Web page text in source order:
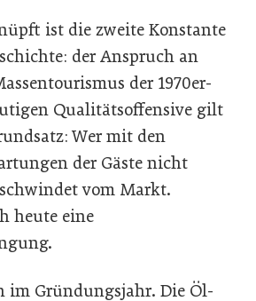
ist die zweite Konstante
der Anspruch an
der 1970er-
Qualitätsoffensive gilt
Wer mit den
der Gäste nicht
vom Markt.
heute eine
im Gründungsjahr. Die Öl-